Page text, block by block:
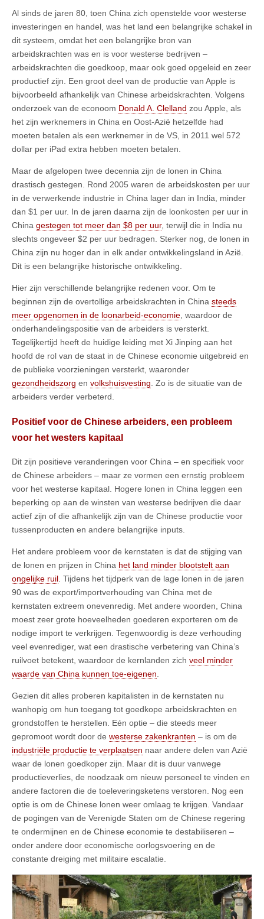
Al sinds de jaren 80, toen China zich openstelde voor westerse
investeringen en handel, was het land een belangrijke schakel in
dit systeem, omdat het een belangrijke bron van
arbeidskrachten was en is voor westerse bedrijven –
arbeidskrachten die goedkoop, maar ook goed opgeleid en zeer
productief zijn. Een groot deel van de productie van Apple is
bijvoorbeeld afhankelijk van Chinese arbeidskrachten. Volgens
onderzoek van de econoom Donald A. Clelland zou Apple, als
het zijn werknemers in China en Oost-Azië hetzelfde had
moeten betalen als een werknemer in de VS, in 2011 wel 572
dollar per iPad extra hebben moeten betalen.
Maar de afgelopen twee decennia zijn de lonen in China
drastisch gestegen. Rond 2005 waren de arbeidskosten per uur
in de verwerkende industrie in China lager dan in India, minder
dan $1 per uur. In de jaren daarna zijn de loonkosten per uur in
China gestegen tot meer dan $8 per uur, terwijl die in India nu
slechts ongeveer $2 per uur bedragen. Sterker nog, de lonen in
China zijn nu hoger dan in elk ander ontwikkelingsland in Azië.
Dit is een belangrijke historische ontwikkeling.
Hier zijn verschillende belangrijke redenen voor. Om te
beginnen zijn de overtollige arbeidskrachten in China steeds
meer opgenomen in de loonarbeid-economie, waardoor de
onderhandelingspositie van de arbeiders is versterkt.
Tegelijkertijd heeft de huidige leiding met Xi Jinping aan het
hoofd de rol van de staat in de Chinese economie uitgebreid en
de publieke voorzieningen versterkt, waaronder
gezondheidszorg en volkshuisvesting. Zo is de situatie van de
arbeiders verder verbeterd.
Positief voor de Chinese arbeiders, een probleem
voor het westers kapitaal
Dit zijn positieve veranderingen voor China – en specifiek voor
de Chinese arbeiders – maar ze vormen een ernstig probleem
voor het westerse kapitaal. Hogere lonen in China leggen een
beperking op aan de winsten van westerse bedrijven die daar
actief zijn of die afhankelijk zijn van de Chinese productie voor
tussenproducten en andere belangrijke inputs.
Het andere probleem voor de kernstaten is dat de stijging van
de lonen en prijzen in China het land minder blootstelt aan
ongelijke ruil . Tijdens het tijdperk van de lage lonen in de jaren
90 was de export/importverhouding van China met de
kernstaten extreem onevenredig. Met andere woorden, China
moest zeer grote hoeveelheden goederen exporteren om de
nodige import te verkrijgen. Tegenwoordig is deze verhouding
veel evenrediger, wat een drastische verbetering van China’s
ruilvoet betekent, waardoor de kernlanden zich veel minder
waarde van China kunnen toe-eigenen
Gezien dit alles proberen kapitalisten in de kernstaten nu
wanhopig om hun toegang tot goedkope arbeidskrachten en
grondstoffen te herstellen. Eén optie – die steeds meer
gepromoot wordt door de westerse zakenkranten – is om de
industriële productie te verplaatsen naar andere delen van Azië
waar de lonen goedkoper zijn. Maar dit is duur vanwege
productieverlies, de noodzaak om nieuw personeel te vinden en
andere factoren die de toeleveringsketens verstoren. Nog een
optie is om de Chinese lonen weer omlaag te krijgen. Vandaar
de pogingen van de Verenigde Staten om de Chinese regering
te ondermijnen en de Chinese economie te destabiliseren –
onder andere door economische oorlogsvoering en de
constante dreiging met militaire escalatie.